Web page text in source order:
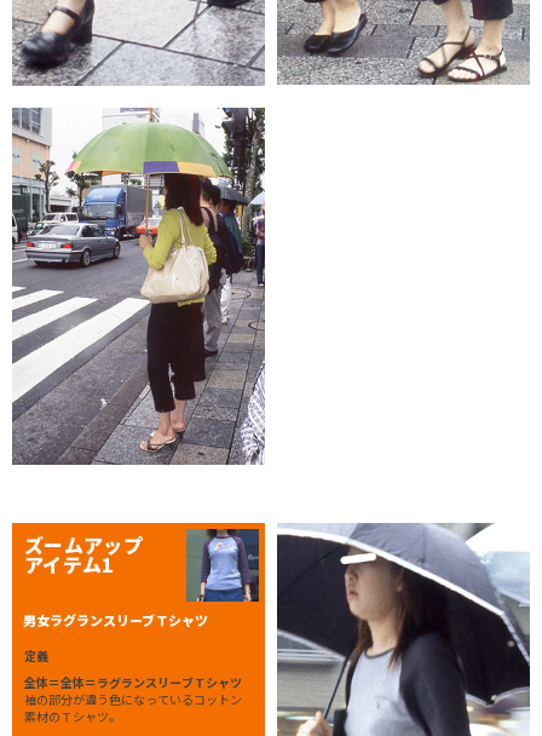
ズームアップ
アイテム1
男女ラグランスリーブＴシャツ
定義
全体＝全体＝ラグランスリーブＴシャツ
袖の部分が違う色になっているコットン
素材のＴシャツ。